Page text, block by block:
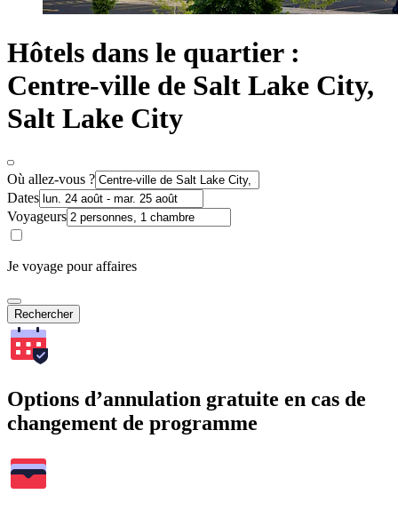
Hôtels dans le quartier :
Centre-ville de Salt Lake City,
Salt Lake City
Où allez-vous ?
Dates
Voyageurs
Je voyage pour affaires
Rechercher
Options d’annulation gratuite en cas de
changement de programme